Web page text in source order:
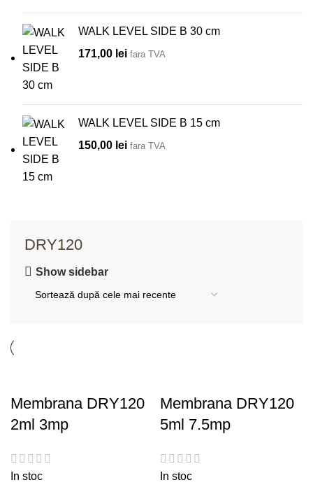
WALK LEVEL SIDE B 30 cm
171,00 lei fara TVA
WALK LEVEL SIDE B 15 cm
150,00 lei fara TVA
DRY120
Show sidebar
Membrana DRY120
2ml 3mp
In stoc
Membrana DRY120
5ml 7.5mp
In stoc